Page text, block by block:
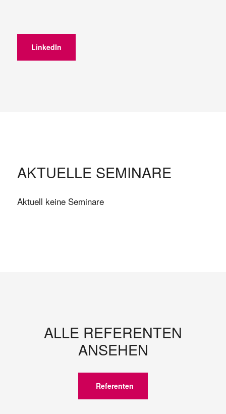
LinkedIn
AKTUELLE SEMINARE
Aktuell keine Seminare
ALLE REFERENTEN
ANSEHEN
Referenten